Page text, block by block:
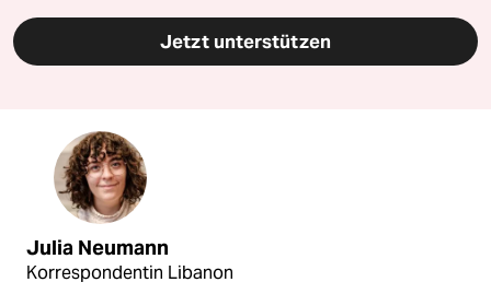
Jetzt unterstützen
Julia Neumann
Korrespondentin Libanon